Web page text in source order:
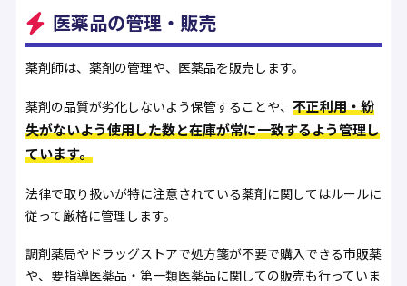
医薬品の管理・販売
薬剤師は、薬剤の管理や、医薬品を販売します。
薬剤の品質が劣化しないよう保管することや、 不正利用・紛
失がないよう使用した数と在庫が常に一致するよう管理し
ています。
法律で取り扱いが特に注意されている薬剤に関してはルールに
従って厳格に管理します。
調剤薬局やドラッグストアで処方箋が不要で購入できる市販薬
や、要指導医薬品・第一類医薬品に関しての販売も行っていま